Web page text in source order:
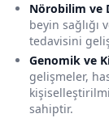
Nörobilim ve
beyin sağlığı
tedavisini
Genomik ve
gelişmeler,
sahiptir.